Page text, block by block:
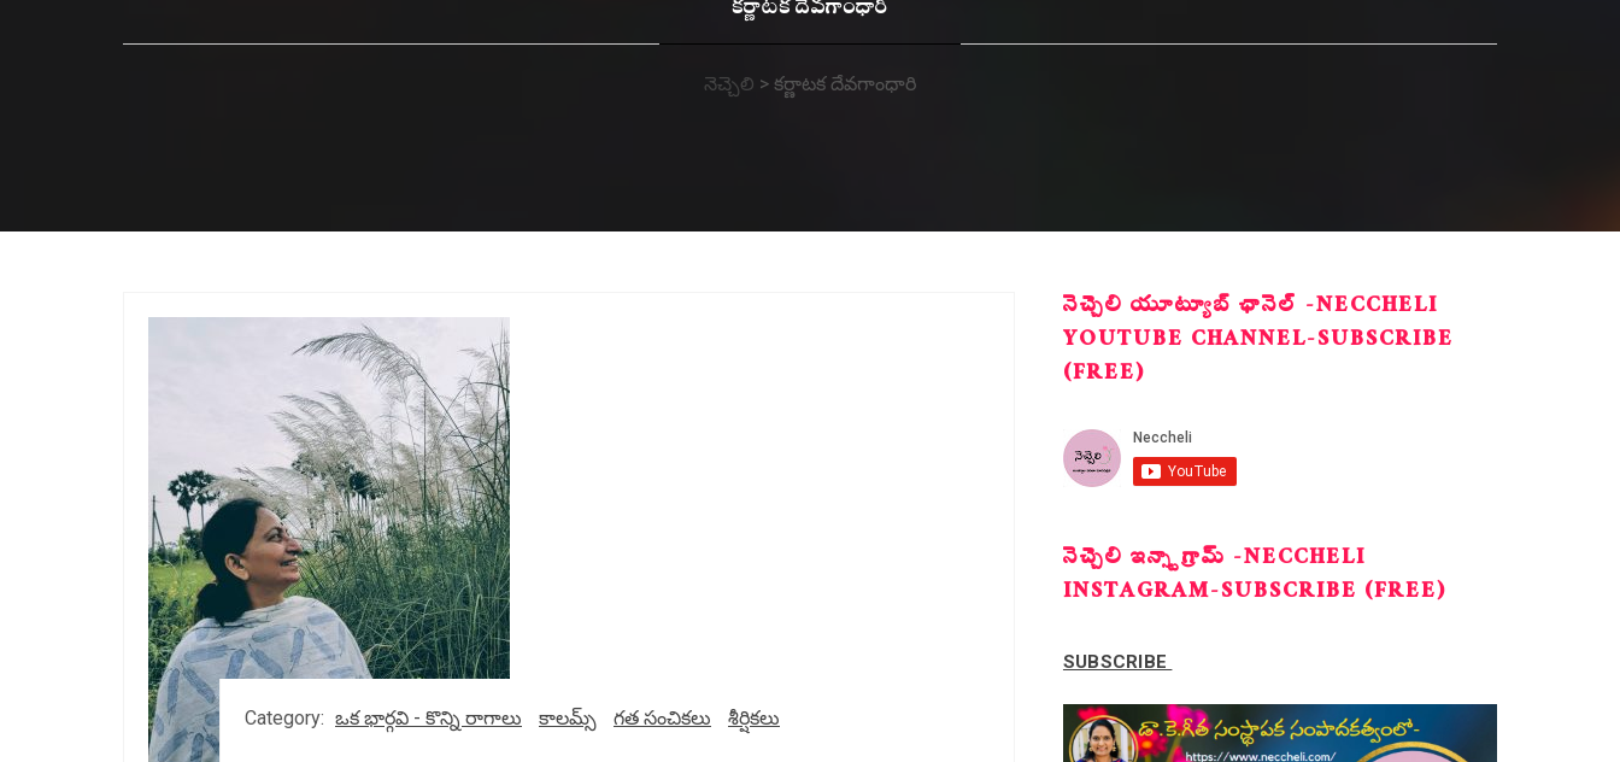
కర్ణాటక దేవగాంధారి
నెచ్చెలి > కర్ణాటక దేవగాంధారి
Category: ఒక భార్గవి - కొన్ని రాగాలు కాలమ్స్ గత సంచికలు శీర్షికలు
నెచ్చెలి యూట్యూబ్ ఛానెల్ -NECCHELI
YOUTUBE CHANNEL-SUBSCRIBE
(FREE)
నెచ్చెలి ఇన్స్టాగ్రామ్ -NECCHELI
INSTAGRAM-SUBSCRIBE (FREE)
SUBSCRIBE